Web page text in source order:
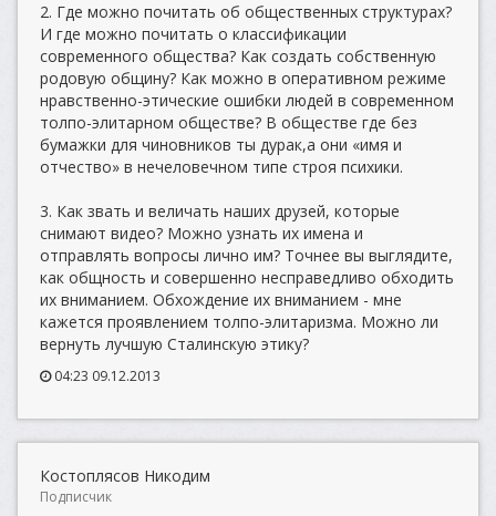
2. Где можно почитать об общественных структурах?
И где можно почитать о классификации
современного общества? Как создать собственную
родовую общину? Как можно в оперативном режиме
нравственно-этические ошибки людей в современном
толпо-элитарном обществе? В обществе где без
бумажки для чиновников ты дурак,а они «имя и
отчество» в нечеловечном типе строя психики.
3. Как звать и величать наших друзей, которые
снимают видео? Можно узнать их имена и
отправлять вопросы лично им? Точнее вы выглядите,
как общность и совершенно несправедливо обходить
их вниманием. Обхождение их вниманием - мне
кажется проявлением толпо-элитаризма. Можно ли
вернуть лучшую Сталинскую этику?
04:23 09.12.2013
Костоплясов Никодим
Подписчик